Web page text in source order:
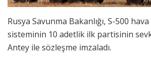
Rusya Savunma Bakanlığı, S-500
sisteminin 10 adetlik ilk partisinin
Antey ile sözleşme imzaladı.